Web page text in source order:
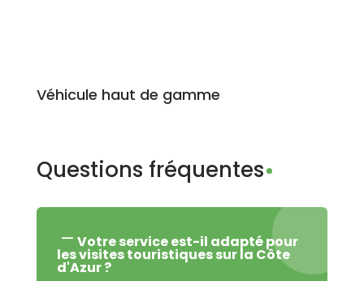
Véhicule haut de gamme
Questions fréquentes
Votre service est-il adapté pour
les visites touristiques sur la Côte
d'Azur ?